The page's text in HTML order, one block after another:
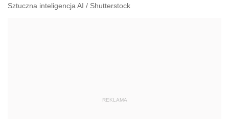
Sztuczna inteligencja AI / Shutterstock